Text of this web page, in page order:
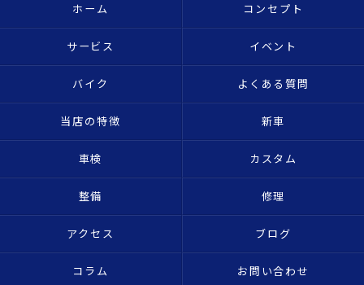
ホーム コンセプト
サービス イベント
バイク よくある質問
当店の特徴 新車
車検 カスタム
整備 修理
アクセス ブログ
コラム お問い合わせ